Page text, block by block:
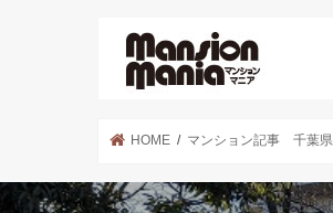
HOME マンション記事 千葉県